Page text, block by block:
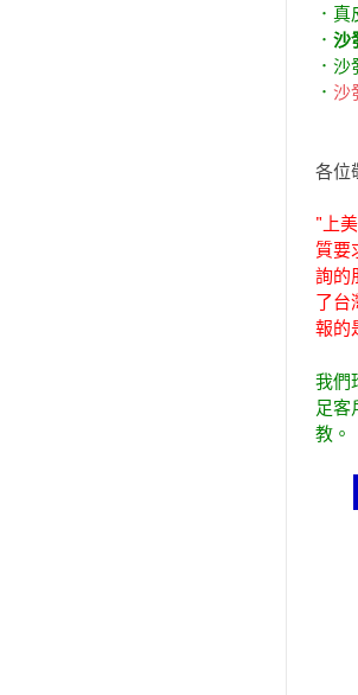
．真
． 沙
．
． 沙
各位
"上
質要
詢的
了台
報的
我們
足客
教。